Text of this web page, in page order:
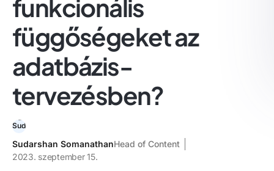
funkcionális
függőségeket az
adatbázis-
tervezésben?
Sudarshan SomanathanHead of Content
2023. szeptember 15.